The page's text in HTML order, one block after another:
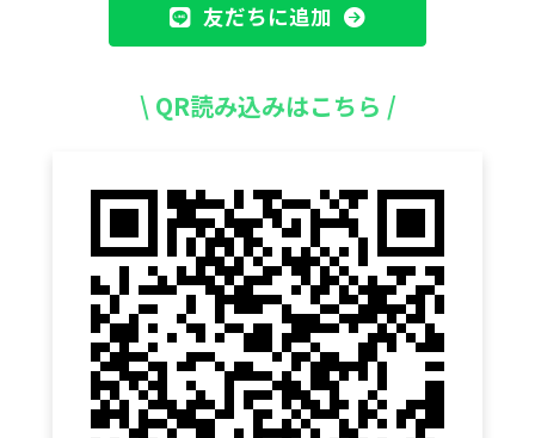
友だちに追加
\ QR読み込みはこちら /